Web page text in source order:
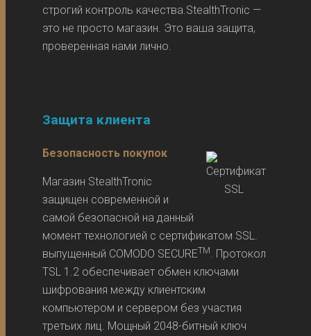
строгий контроль качества.StealthTronic —
это не просто магазин. Это ваша защита,
проверенная нами лично.
Защита клиента
Безопасность покупок
Магазин StealthTronic
защищен современной и
самой безопасной на данный
момент технологией с сертификатом SSL.
выпущенный COMODO SECURETM. Протокол
TSL 1.2 обеспечивает обмен ключами
шифрования между клиентским
компьютером и сервером без участия
третьих лиц. Мощный 2048-битный ключ